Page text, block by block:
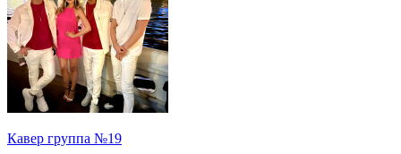
Кавер группа №19